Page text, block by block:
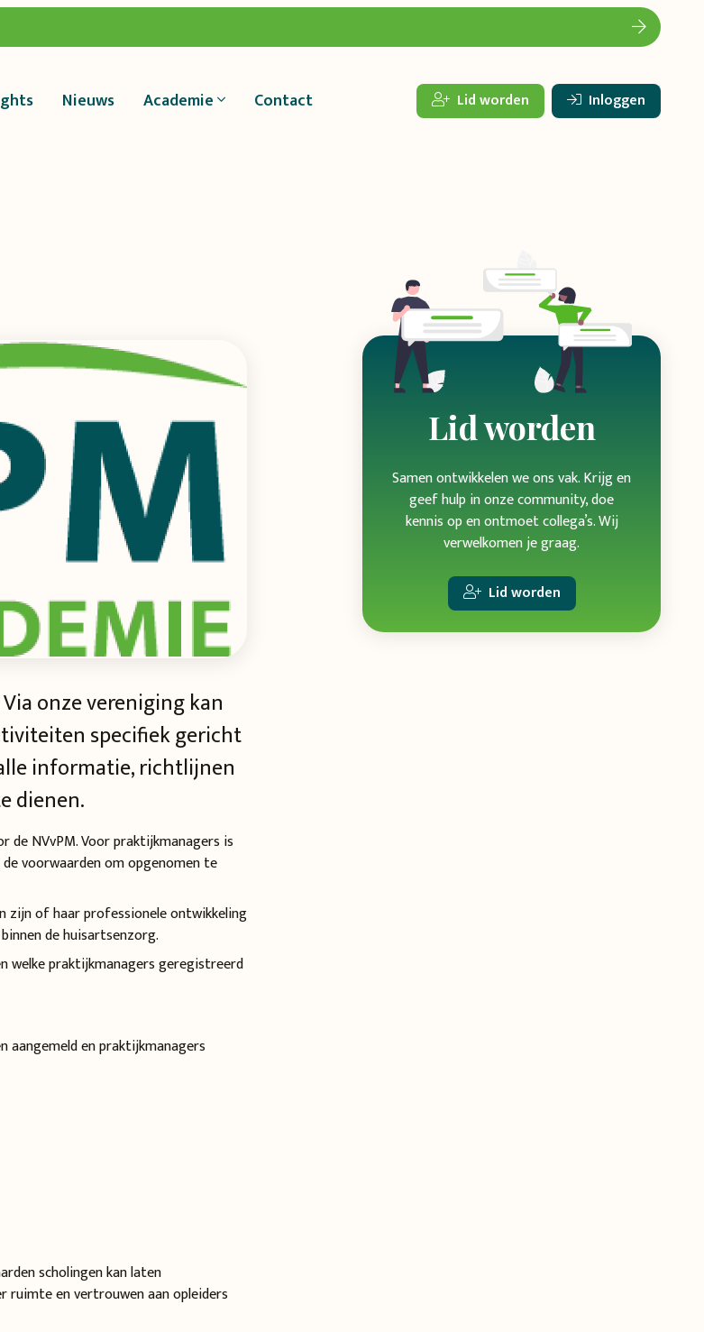
Nieuws Academie Contact Lid worden Inloggen
onze vereniging kan
specifiek gericht
informatie, richtlijnen
dienen.
NVvPM. Voor praktijkmanagers is
voorwaarden om opgenomen te
of haar professionele ontwikkeling
de huisartsenzorg.
welke praktijkmanagers geregistreerd
aangemeld en praktijkmanagers
scholingen kan laten
ruimte en vertrouwen aan opleiders
Lid worden
Samen ontwikkelen we ons vak. Krijg en
geef hulp in onze community, doe
kennis op en ontmoet collega’s. Wij
verwelkomen je graag.
Lid worden